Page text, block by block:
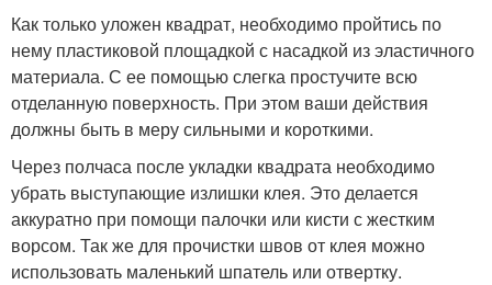
Как только уложен квадрат, необходимо пройтись по
нему пластиковой площадкой с насадкой из эластичного
материала. С ее помощью слегка простучите всю
отделанную поверхность. При этом ваши действия
должны быть в меру сильными и короткими.
Через полчаса после укладки квадрата необходимо
убрать выступающие излишки клея. Это делается
аккуратно при помощи палочки или кисти с жестким
ворсом. Так же для прочистки швов от клея можно
использовать маленький шпатель или отвертку.